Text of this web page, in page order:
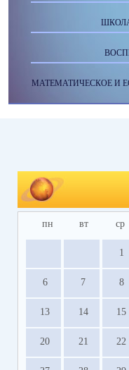
МАТЕМАТИЧЕСКОЕ И
пн вт ср
1
6 7 8
13 14 15
20 21 22